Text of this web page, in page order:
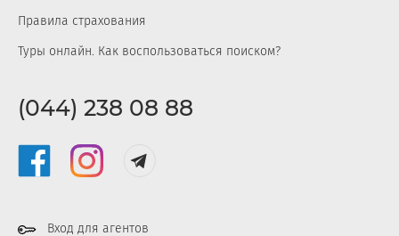
Правила страхования
Туры онлайн. Как воспользоваться поиском?
(044) 238 08 88
Вход для агентов